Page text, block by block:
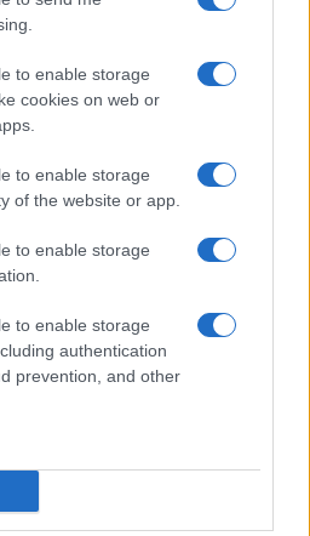
to enable storage
cookies on web or
to enable storage
of the website or app.
to enable storage
to enable storage
authentication
prevention, and other
μας
καλοκαίρι και ένας
μας ενώνει κάθε μέρα.